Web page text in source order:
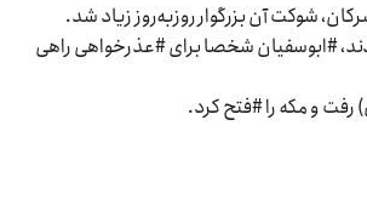
شوکت آن بزرگوار روزبه‌روز زیاد شد.
#ابوسفیان شخصا برای #عذرخواهی راهی